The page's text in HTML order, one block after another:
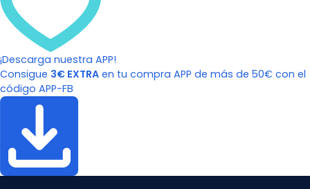
¡Descarga nuestra APP!
Consigue 3€ EXTRA en tu compra APP de más de 50€ con el
código APP-FB